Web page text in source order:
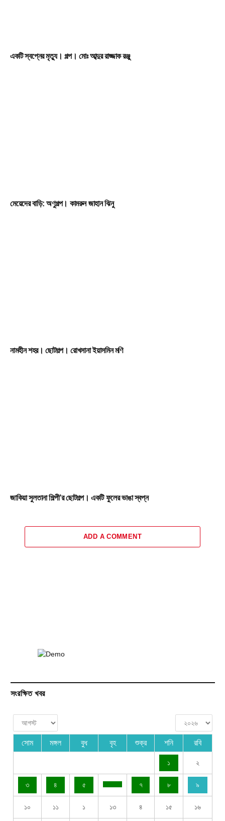
একটি স্বপ্নের মৃত্যু। গল্প। ​মোঃ আব্দুর রাজ্জাক রঞ্জু
মেয়েদের বাড়ি: অণুগল্প। কামরুন জাহান ঝিনু
নামহীন শহর। ছোটগল্প। রোখসানা ইয়াসমিন মণি
জাকিয়া সুলতানা শিল্পী’র ছোটগল্প। একটি ফুলের ভাঙা স্বপ্ন
ADD A COMMENT
সংরক্ষিত খবর
সোম মঙ্গল বুধ বৃহ শুক্র শনি রবি
১ ২
৩ ৪ ৫ ৭ ৮ ৯
১০ ১১ ১ ১৩ ৪ ১৫ ১৬